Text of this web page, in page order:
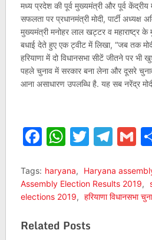
मध्य प्रदेश की पूर्व मुख्यमंत्री और पूर्व केंद्रीय
सफलता पर प्रधानमंत्री मोदी, पार्टी अध्यक्ष
मुख्यमंत्री मनोहर लाल खट्टर व महाराष्ट्र
बधाई देते हुए एक ट्वीट में लिखा, “जब तक
हरियाणा में दो विधानसभा सीटें जीतने पर भी
पहले चुनाव में सरकार बना लेना और दूसरे
आना असाधारण उपलब्धि है. यह सब नरेंद्र
Facebook
Twitter
Tags: haryana, Haryana
Assembly Election Results 2019,
elections 2019, हरियाणा विधानसभा
Related Posts